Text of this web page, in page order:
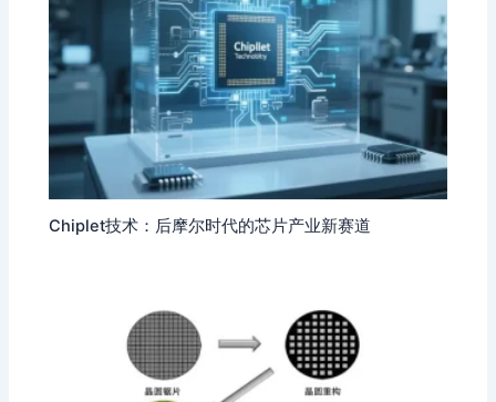
Chiplet技术：后摩尔时代的芯片产业新赛道